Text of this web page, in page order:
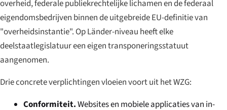
overheid, federale publiekrechtelijke lichamen en de federaal
eigendomsbedrijven binnen de uitgebreide EU-definitie van
"overheidsinstantie". Op Länder-niveau heeft elke
deelstaatlegislatuur een eigen transponeringsstatuut
aangenomen.
Drie concrete verplichtingen vloeien voort uit het WZG:
Conformiteit.Websites en mobiele applicaties van in-